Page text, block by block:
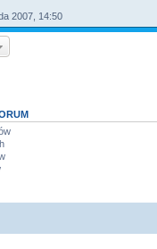
2007, 14:50